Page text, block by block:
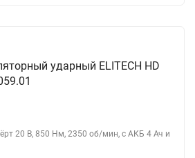
ударный ELITECH HD
20 В, 850 Нм, 2350 об/мин, с АКБ 4 Ач и